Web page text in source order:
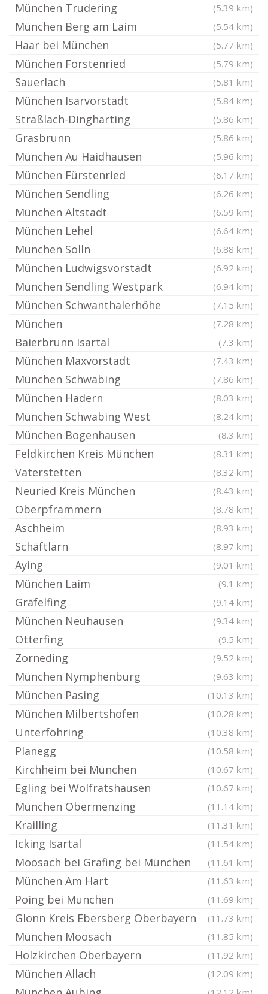
München Trudering (5.39 km)
München Berg am Laim (5.54 km)
Haar bei München (5.77 km)
München Forstenried (5.79 km)
Sauerlach (5.81 km)
München Isarvorstadt (5.84 km)
Straßlach-Dingharting (5.86 km)
Grasbrunn (5.86 km)
München Au Haidhausen (5.96 km)
München Fürstenried (6.17 km)
München Sendling (6.26 km)
München Altstadt (6.59 km)
München Lehel (6.64 km)
München Solln (6.88 km)
München Ludwigsvorstadt (6.92 km)
München Sendling Westpark (6.94 km)
München Schwanthalerhöhe (7.15 km)
München (7.28 km)
Baierbrunn Isartal (7.3 km)
München Maxvorstadt (7.43 km)
München Schwabing (7.86 km)
München Hadern (8.03 km)
München Schwabing West (8.24 km)
München Bogenhausen (8.3 km)
Feldkirchen Kreis München (8.31 km)
Vaterstetten (8.32 km)
Neuried Kreis München (8.43 km)
Oberpframmern (8.78 km)
Aschheim (8.93 km)
Schäftlarn (8.97 km)
Aying (9.01 km)
München Laim (9.1 km)
Gräfelfing (9.14 km)
München Neuhausen (9.34 km)
Otterfing (9.5 km)
Zorneding (9.52 km)
München Nymphenburg (9.63 km)
München Pasing (10.13 km)
München Milbertshofen (10.28 km)
Unterföhring (10.38 km)
Planegg (10.58 km)
Kirchheim bei München (10.67 km)
Egling bei Wolfratshausen (10.67 km)
München Obermenzing (11.14 km)
Krailling (11.31 km)
Icking Isartal (11.54 km)
Moosach bei Grafing bei München (11.61 km)
München Am Hart (11.63 km)
Poing bei München (11.69 km)
Glonn Kreis Ebersberg Oberbayern (11.73 km)
München Moosach (11.85 km)
Holzkirchen Oberbayern (11.92 km)
München Allach (12.09 km)